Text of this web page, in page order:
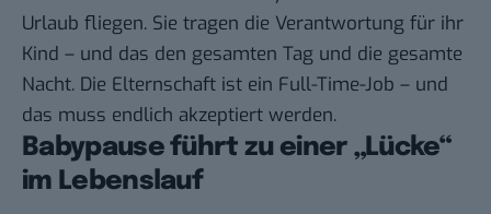
Urlaub fliegen. Sie tragen die Verantwortung für ihr
Kind – und das den gesamten Tag und die gesamte
Nacht. Die Elternschaft ist ein Full-Time-Job – und
das muss endlich akzeptiert werden.
Babypause führt zu einer „Lücke“
im Lebenslauf